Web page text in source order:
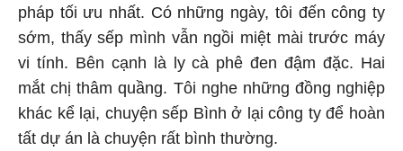
pháp tối ưu nhất. Có những ngày, tôi đến công ty
sớm, thấy sếp mình vẫn ngồi miệt mài trước máy
vi tính. Bên cạnh là ly cà phê đen đậm đặc. Hai
mắt chị thâm quầng. Tôi nghe những đồng nghiệp
khác kể lại, chuyện sếp Bình ở lại công ty để hoàn
tất dự án là chuyện rất bình thường.